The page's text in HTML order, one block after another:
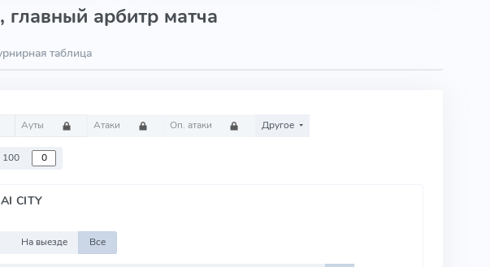
арбитр матча
таблица
Ауты Атаки Оп. атаки Другое
100
CITY
На выезде Все